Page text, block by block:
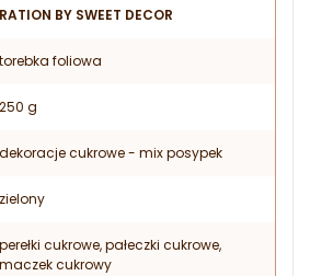
BY SWEET DECOR
torebka foliowa
250 g
dekoracje cukrowe - mix posypek
zielony
perełki cukrowe, pałeczki cukrowe,
maczek cukrowy